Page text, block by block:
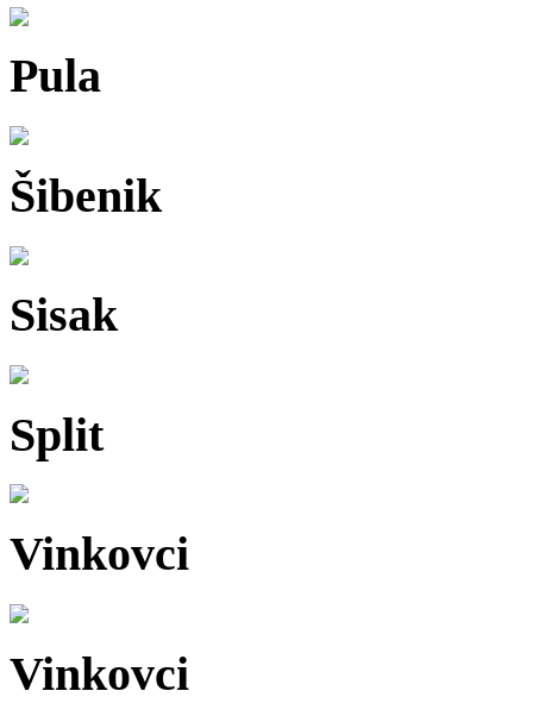
Pula
Šibenik
Sisak
Split
Vinkovci
Vinkovci